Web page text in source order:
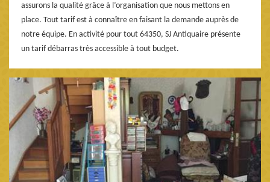
assurons la qualité grâce à l’organisation que nous mettons en
place. Tout tarif est à connaître en faisant la demande auprès de
notre équipe. En activité pour tout 64350, SJ Antiquaire présente
un tarif débarras très accessible à tout budget.